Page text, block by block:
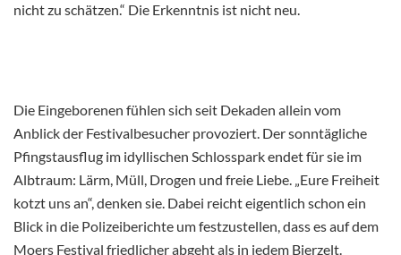
nicht zu schätzen.“ Die Erkenntnis ist nicht neu.
Die Eingeborenen fühlen sich seit Dekaden allein vom
Anblick der Festivalbesucher provoziert. Der sonntägliche
Pfingstausflug im idyllischen Schlosspark endet für sie im
Albtraum: Lärm, Müll, Drogen und freie Liebe. „Eure Freiheit
kotzt uns an“, denken sie. Dabei reicht eigentlich schon ein
Blick in die Polizeiberichte um festzustellen, dass es auf dem
Moers Festival friedlicher abgeht als in jedem Bierzelt.